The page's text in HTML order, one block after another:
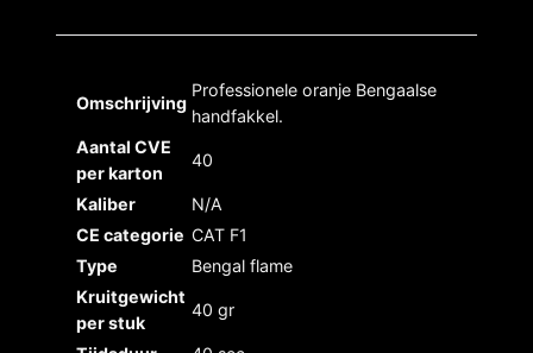
Omschrijving
Professionele oranje Bengaalse
handfakkel.
Aantal CVE
per karton
40
Kaliber
N/A
CE categorie CAT F1
Type
Bengal flame
Kruitgewicht
per stuk
40 gr